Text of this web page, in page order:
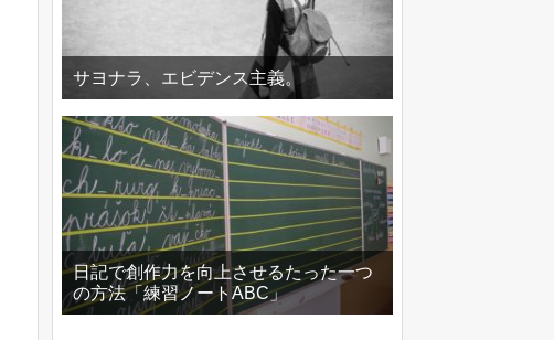
サヨナラ、エビデンス主義。
日記で創作力を向上させるたった一つ
の方法「練習ノートABC」